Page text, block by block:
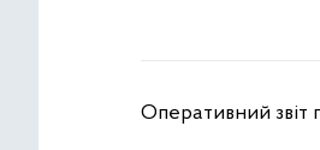
Оперативний звіт